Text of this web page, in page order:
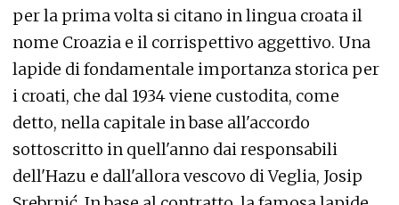
per la prima volta si citano in lingua croata il
nome Croazia e il corrispettivo aggettivo. Una
lapide di fondamentale importanza storica per
i croati, che dal 1934 viene custodita, come
detto, nella capitale in base all'accordo
sottoscritto in quell'anno dai responsabili
dell'Hazu e dall'allora vescovo di Veglia, Josip